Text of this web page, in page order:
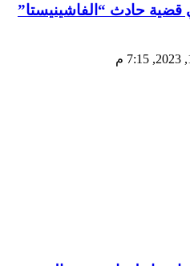
قضية حادث “الفاشينيستا”